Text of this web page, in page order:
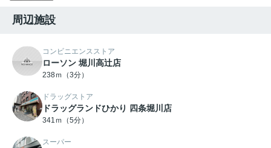
周辺施設
コンビニエンスストア
ローソン 堀川高辻店
238ｍ（3分）
ドラッグストア
ドラッグランドひかり 四条堀川店
341ｍ（5分）
スーパー